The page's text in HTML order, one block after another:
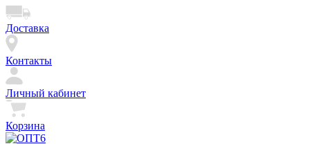
Доставка
Контакты
Личный кабинет
Корзина